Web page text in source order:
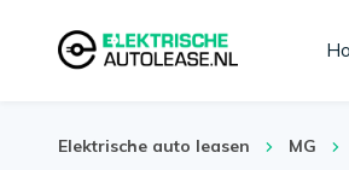
Elektrische auto leasen MG